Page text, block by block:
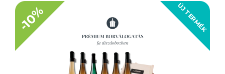
ÚJ TERMÉK
-10%